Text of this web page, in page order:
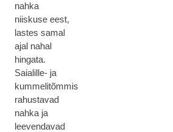
nahka
niiskuse eest,
lastes samal
ajal nahal
hingata.
Saialille- ja
kummelitõmmis
rahustavad
nahka ja
leevendavad